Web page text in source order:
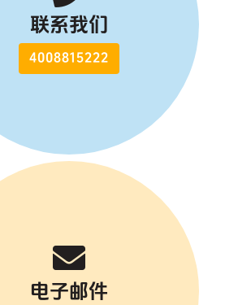
联系我们
4008815222
电子邮件